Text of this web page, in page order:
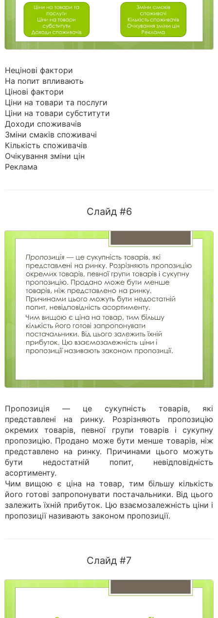
Нецінові фактори
На попит впливають
Цінові фактори
Ціни на товари та послуги
Ціни на товари субститути
Доходи споживачів
Зміни смаків споживачі
Кількість споживачів
Очікування зміни цін
Реклама
Слайд #6
Пропозиція — це сукупність товарів, які
представлені на ринку. Розрізняють пропозицію
окремих товарів, певної групи товарів і сукупну
пропозицію. Продано може бути менше товарів, ніж
представлено на ринку. Причинами цього можуть
бути недостатній попит, невідповідність
асортименту.
Чим вищою є ціна на товар, тим більшу кількість
його готові запропонувати постачальники. Від цього
залежить їхній прибуток. Цю взаємозалежність ціни і
пропозиції називають законом пропозиції.
Слайд #7